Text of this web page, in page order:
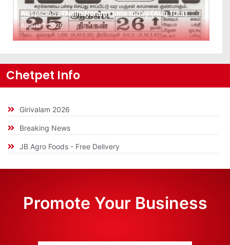
Auspicious (Nalla Neram) time today (Aug 10th)
August 7, 2026
Chetpet Info
Girivalam 2026
Breaking News
JB Agro Foods - Free Delivery
Promote Your Business